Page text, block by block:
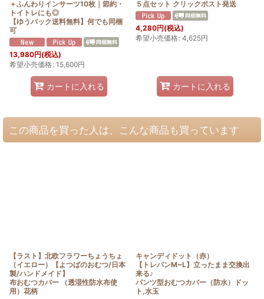
＋ふんわりインサーツ10枚｜節約・
トイトレにも◎
【ゆうパック送料無料】何でも同梱
可
13,980円(税込)
希望小売価格: 15,600円
カートに入れる
５点セット クリックポスト発送
4,280円(税込)
希望小売価格: 4,625円
カートに入れる
この商品を買った人は、こんな商品も買っています
【ラスト】北欧フラワーちょうちょ
（イエロー）【よつばのおむつ/日本
製/ハンドメイド】
布おむつカバー （透湿性防水布使
用）花柄
キャンディドット（赤）
【トレパンM~L】立ったまま交換出
来る♪
パンツ型おむつカバー（防水）ドッ
ト,水玉